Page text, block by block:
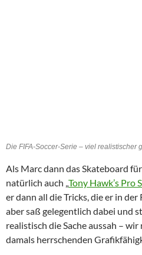
Die FIFA-Soccer-Serie – viel realistischer
Als Marc dann das Skateboard
natürlich auch „Tony Hawk’s Pro
er dann all die Tricks, die er in
aber saß gelegentlich dabei und
realistisch die Sache aussah –
damals herrschenden